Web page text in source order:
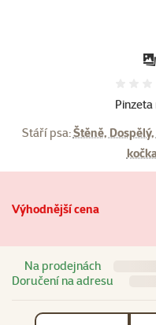
Stáří psa:Štěně,
Výhodnější cena
Na prodejnách
Doručení na adresu